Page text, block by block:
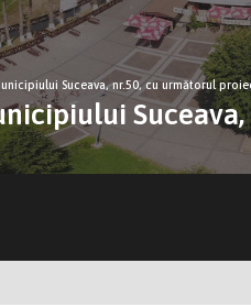
Suceava, nr.50, cu următorul